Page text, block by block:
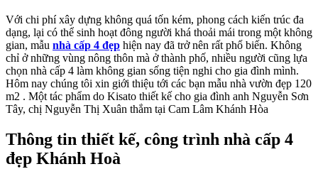
Với chi phí xây dựng không quá tốn kém, phong cách kiến trúc đa
dạng, lại có thể sinh hoạt đông người khá thoải mái trong một không
gian, mẫu nhà cấp 4 đẹp hiện nay đã trở nên rất phổ biến. Không
chỉ ở những vùng nông thôn mà ở thành phố, nhiều người cũng lựa
chọn nhà cấp 4 làm không gian sống tiện nghi cho gia đình mình.
Hôm nay chúng tôi xin giới thiệu tới các bạn mẫu nhà vườn đẹp 120
m2 . Một tác phẩm do Kisato thiết kế cho gia đình anh Nguyễn Sơn
Tây, chị Nguyễn Thị Xuân thắm tại Cam Lâm Khánh Hòa
Thông tin thiết kế, công trình nhà cấp 4
đẹp Khánh Hoà